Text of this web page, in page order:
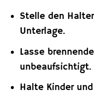
Stelle den
Unterlage.
Lasse
unbeaufsichtigt.
Halte Kinder